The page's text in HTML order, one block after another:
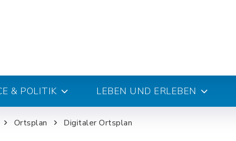
& POLITIK LEBEN UND ERLEBEN
Ortsplan Digitaler Ortsplan